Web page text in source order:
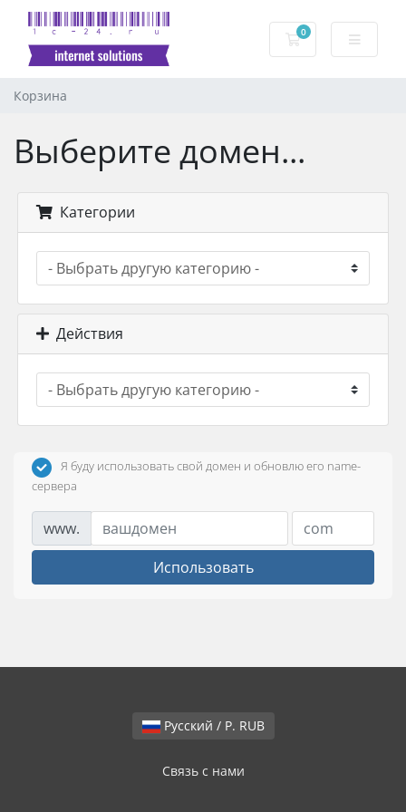
0
Корзина
Корзина
Выберите домен...
Категории
Действия
Я буду использовать свой домен и обновлю его name-
сервера
www.
Использовать
Русский / Р. RUB
Связь с нами